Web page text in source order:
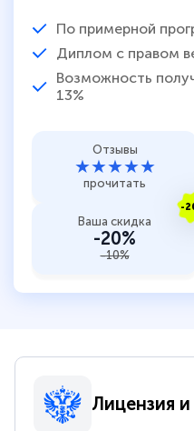
По примерной
Диплом с правом
Возможность
13%
Отзывы
★★★★★
прочитать
-
Ваша скидка
-20%
-10%
Лицензия